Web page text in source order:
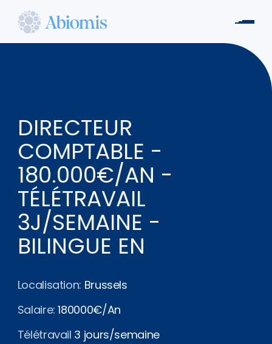
contenu
Abiomis
DIRECTEUR
COMPTABLE -
180.000€/AN -
TÉLÉTRAVAIL
3J/SEMAINE -
BILINGUE EN
Localisation: Brussels
Salaire: 180000€/An
Télétravail 3 jours/semaine